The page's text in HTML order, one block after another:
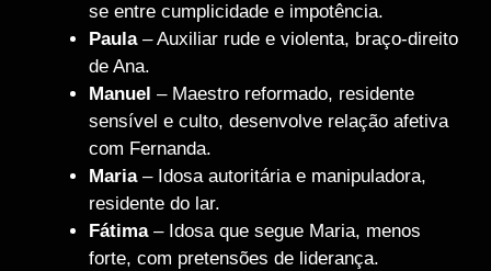
se entre cumplicidade e impotência.
Paula– Auxiliar rude e violenta, braço-direito
de Ana.
Manuel – Maestro reformado, residente
sensível e culto, desenvolve relação afetiva
com Fernanda.
Maria– Idosa autoritária e manipuladora,
residente do lar.
Fátima– Idosa que segue Maria, menos
forte, com pretensões de liderança.